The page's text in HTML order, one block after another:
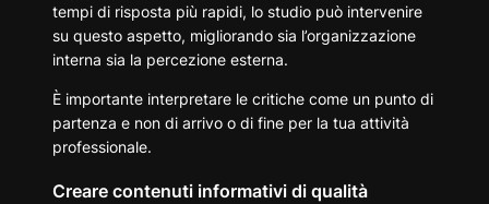
tempi di risposta più rapidi, lo studio può intervenire
su questo aspetto, migliorando sia l’organizzazione
interna sia la percezione esterna.
È importante interpretare le critiche come un punto di
partenza e non di arrivo o di fine per la tua attività
professionale.
Creare contenuti informativi di qualità